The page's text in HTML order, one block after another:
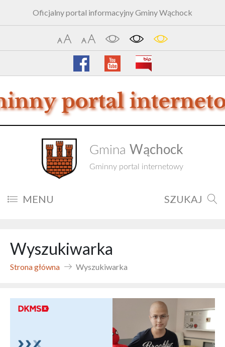
Oficjalny portal informacyjny Gminy Wąchock
Gmina Wąchock
Gminny portal internetowy
MENU SZUKAJ
Wyszukiwarka
Strona główna Wyszukiwarka